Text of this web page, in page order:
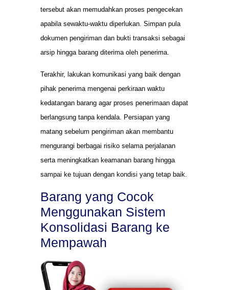
tersebut akan memudahkan proses pengecekan
apabila sewaktu-waktu diperlukan. Simpan pula
dokumen pengiriman dan bukti transaksi sebagai
arsip hingga barang diterima oleh penerima.
Terakhir, lakukan komunikasi yang baik dengan
pihak penerima mengenai perkiraan waktu
kedatangan barang agar proses penerimaan dapat
berlangsung tanpa kendala. Persiapan yang
matang sebelum pengiriman akan membantu
mengurangi berbagai risiko selama perjalanan
serta meningkatkan keamanan barang hingga
sampai ke tujuan dengan kondisi yang tetap baik.
Barang yang Cocok
Menggunakan Sistem
Konsolidasi Barang ke
Mempawah